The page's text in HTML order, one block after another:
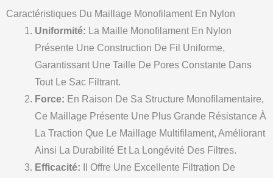
Caractéristiques Du Maillage Monofilament En Nylon
Uniformité: La Maille Monofilament En Nylon
Présente Une Construction De Fil Uniforme,
Garantissant Une Taille De Pores Constante Dans
Tout Le Sac Filtrant.
Force: En Raison De Sa Structure Monofilamentaire,
Ce Maillage Présente Une Plus Grande Résistance À
La Traction Que Le Maillage Multifilament, Améliorant
Ainsi La Durabilité Et La Longévité Des Filtres.
Efficacité: Il Offre Une Excellente Filtration De